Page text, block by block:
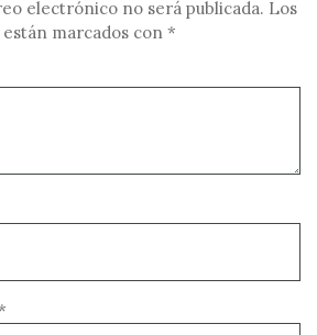
electrónico no será publicada. Los
marcados con *